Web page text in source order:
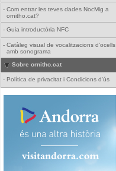
- Com entrar les teves dades NocMig a
ornitho.cat?
- Guia introductòria NFC
- Catàleg visual de vocalitzacions d'ocells
amb sonograma
Sobre ornitho.cat
- Política de privacitat i Condicions d'ús